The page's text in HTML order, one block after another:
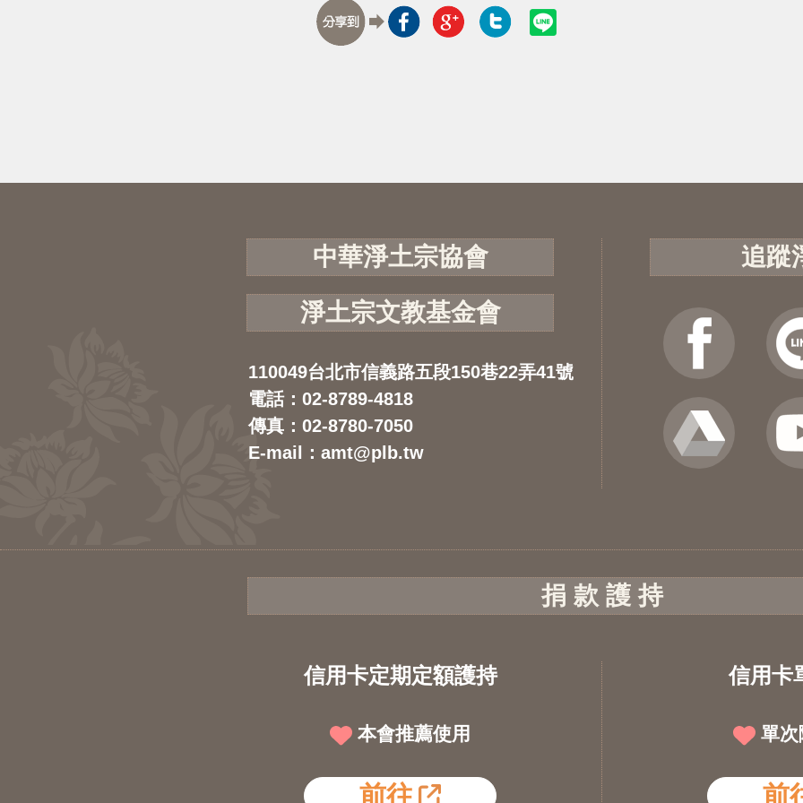
中華淨土宗協會
淨土宗文教基金會
110049台北市信義路五段150巷22弄41號
電話：02-8789-4818
傳真：02-8780-7050
E-mail：amt@plb.tw
追蹤
捐 款 護 持
信用卡定期定額護持
本會推薦使用
前往
信用卡
單次
前